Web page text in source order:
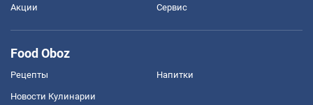
Акции Сервис
Food Oboz
Рецепты Напитки
Новости Кулинарии